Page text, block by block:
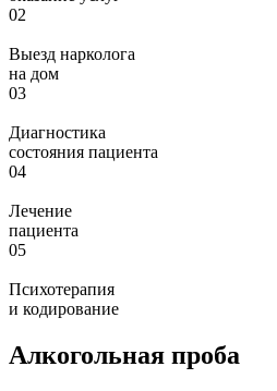
02
Выезд нарколога
на дом
03
Диагностика
состояния пациента
04
Лечение
пациента
05
Психотерапия
и кодирование
Алкогольная проба